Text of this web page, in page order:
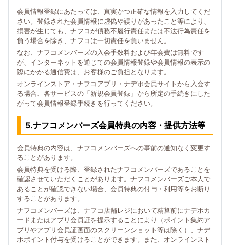
会員情報登録にあたっては、真実かつ正確な情報を入力してくだ
さい。登録された会員情報に虚偽や誤りがあったこと等により、
損害が生じても、ナフコが債務不履行責任または不法行為責任を
負う場合を除き、ナフコは一切責任を負いません。
なお、ナフコメンバーズの入会手数料および年会費は無料です
が、インターネットを通じての会員情報登録や会員情報の表示の
際にかかる通信費は、お客様のご負担となります。
オンラインストア・ナフコアプリ・ナデポ会員サイトから入会す
る場合、各サービスの「新規会員登録」から所定の手続きにした
がって会員情報登録手続きを行ってください。
5.ナフコメンバーズ会員特典の内容・提供方法等
会員特典の内容は、ナフコメンバーズへの事前の通知なく変更す
ることがあります。
会員特典を受ける際、登録されたナフコメンバーズであることを
確認させていただくことがあります。ナフコメンバーズご本人で
あることが確認できない場合、会員特典の付与・利用等をお断り
することがあります。
ナフコメンバーズは、ナフコ店舗レジにおいて精算前にナデポカ
ードまたはアプリ会員証を提示することにより（ポイント集約ア
プリやアプリ会員証画面のスクリーンショット等は除く）、ナデ
ポポイント付与を受けることができます。また、オンラインスト